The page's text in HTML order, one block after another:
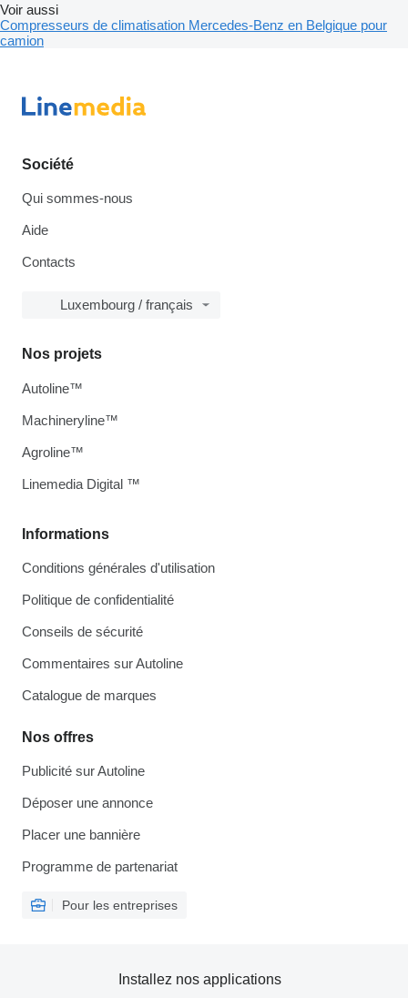
Voir aussi
Compresseurs de climatisation Mercedes-Benz en Belgique pour
camion
Société
Qui sommes-nous
Aide
Contacts
Luxembourg / français
Informations
Conditions générales d'utilisation
Politique de confidentialité
Conseils de sécurité
Commentaires sur Autoline
Catalogue de marques
Nos offres
Publicité sur Autoline
Déposer une annonce
Placer une bannière
Programme de partenariat
Pour les entreprises
Nos projets
Autoline™
Machineryline™
Agroline™
Linemedia Digital ™
Installez nos applications